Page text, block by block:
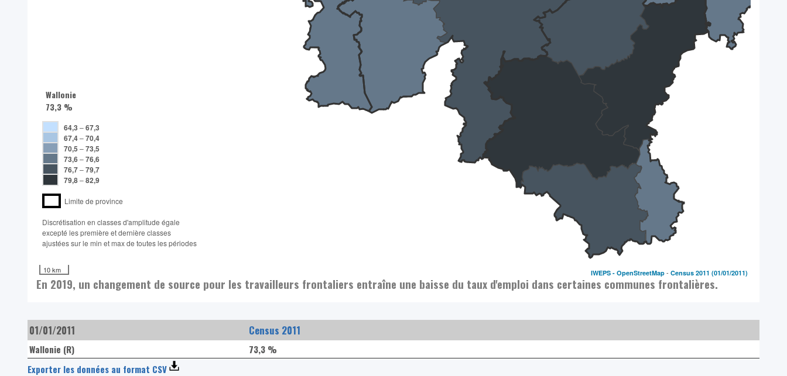
Wallonie
73,3 %
64,3 –67,3
67,4–70,4
70,5 –73,5
73,6–76,6
76,7–79,7
79,8–82,9
Limite de province
Discrétisation en classes d'amplitude égale​
excepté les première et dernière classes
ajustées sur le min et max de toutes les périodes
10 km IWEPS -OpenStreetMap -Census 2011 (01/01/2011)
En 2019, un changement de source pour les travailleurs frontaliers entraîne une baisse du taux d'emploi dans certaines communes frontalières.
01/01/2011 Census 2011
Wallonie (R)
73,3 %
Exporter les données au format CSV